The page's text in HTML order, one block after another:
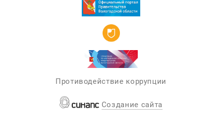
Противодействие коррупции
Создание сайта